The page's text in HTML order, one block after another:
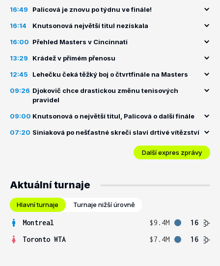
16:49 Palicová je znovu po týdnu ve finále!
16:14 Knutsonová největší titul nezískala
16:00 Přehled Masters v Cincinnati
13:29 Krádež v přímém přenosu
12:45 Lehečku čeká těžký boj o čtvrtfinále na Masters
09:26 Djokovič chce drastickou změnu tenisových
pravidel
09:00 Knutsonová o největší titul, Palicová o další finále
07:20 Siniaková po nešťastné skreči slaví drtivé vítězství
Další expres zprávy
Aktuální turnaje
Hlavní turnaje Turnaje nižší úrovně
Montreal $9.4M
16
Toronto WTA
$7.4M 16